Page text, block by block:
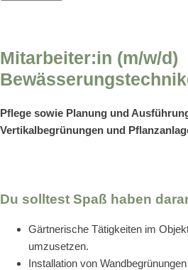
Mitarbeiter:in (m/w/d)
Pflege sowie Planung und
Vertikalbegrünungen und
Du solltest Spaß haben
Gärtnerische Tätigkeiten im
umzusetzen.
Installation von